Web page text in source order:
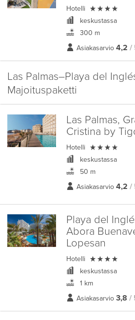
Hotelli 
keskustassa
300 m
Asiakasarvio 4,2 /
Las Palmas–Playa del
Majoituspaketti
Las Palmas,
Cristina by
Hotelli 
keskustassa
50 m
Asiakasarvio 4,2 /
Playa del
Abora
Lopesan
Hotelli 
keskustassa
1 km
Asiakasarvio 3,8 /